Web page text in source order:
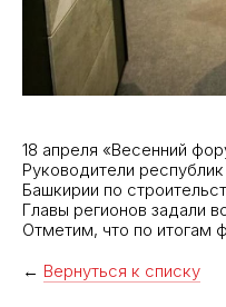
18 апреля «Весенний
Руководители
Башкирии по
Главы регионов задали
Отметим, что по итогам
← Вернуться к списку